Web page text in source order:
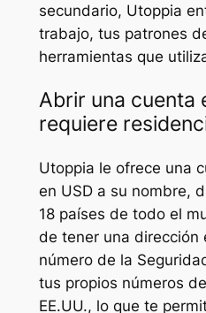
secundario, Utoppia
trabajo, tus patrones
herramientas que
Abrir una cuenta
requiere
Utoppia le ofrece una
en USD a su nombre,
18 países de todo el
de tener una dirección
número de la
tus propios números
EE.UU., lo que te